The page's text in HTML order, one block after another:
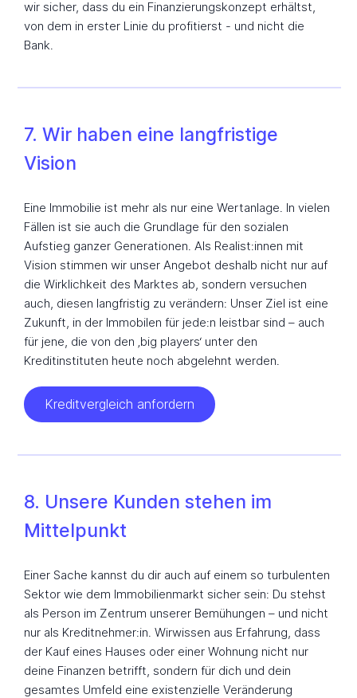
wir sicher, dass du ein Finanzierungskonzept erhältst,
von dem in erster Linie du profitierst - und nicht die
Bank.
7. Wir haben eine langfristige
Vision
Eine Immobilie ist mehr als nur eine Wertanlage. In vielen
Fällen ist sie auch die Grundlage für den sozialen
Aufstieg ganzer Generationen. Als Realist:innen mit
Vision stimmen wir unser Angebot deshalb nicht nur auf
die Wirklichkeit des Marktes ab, sondern versuchen
auch, diesen langfristig zu verändern: Unser Ziel ist eine
Zukunft, in der Immobilen für jede:n leistbar sind – auch
für jene, die von den ‚big players‘ unter den
Kreditinstituten heute noch abgelehnt werden.
Kreditvergleich anfordern
8. Unsere Kunden stehen im
Mittelpunkt
Einer Sache kannst du dir auch auf einem so turbulenten
Sektor wie dem Immobilienmarkt sicher sein: Du stehst
als Person im Zentrum unserer Bemühungen – und nicht
nur als Kreditnehmer:in. Wirwissen aus Erfahrung, dass
der Kauf eines Hauses oder einer Wohnung nicht nur
deine Finanzen betrifft, sondern für dich und dein
gesamtes Umfeld eine existenzielle Veränderung